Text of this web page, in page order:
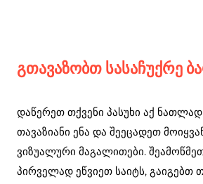
გთავაზობთ სასაჩუქრე
დაწერეთ თქვენი პასუხი აქ
თავაზიანი ენა და შეეცადეთ
ვიზუალური მაგალითები.
პირველად ეწვიეთ საიტს, გაიგებთ